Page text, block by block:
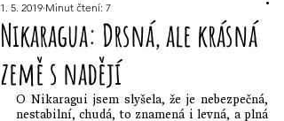
Nikaragua: Drsná, ale krásná
země s nadějí
1. 5. 2019 Minut čtení: 7
O Nikaragui jsem slyšela, že je nebezpečná,
nestabilní, chudá, to znamená i levná, a plná